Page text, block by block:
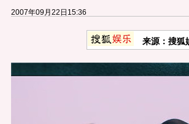
2007年09月22日15:36
来源：搜狐